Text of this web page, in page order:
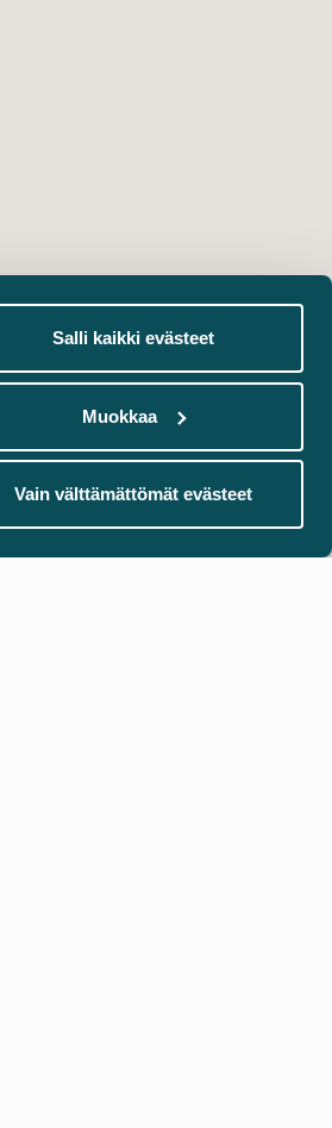
Salli kaikki evästeet
Muokkaa
Vain välttämättömät evästeet